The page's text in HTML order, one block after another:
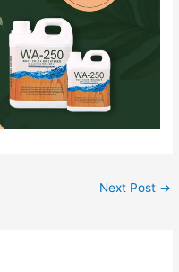
Next Post →